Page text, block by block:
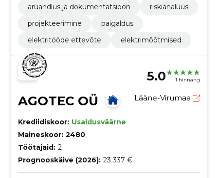
aruandlus ja dokumentatsioon
riskianalüüs
projekteerimine
paigaldus
elektritööde ettevõte
elektrimõõtmised
5.0 1 hinnang
AGOTEC OÜ Lääne-Virumaa
Krediidiskoor: Usaldusväärne
Maineskoor: 2480
Töötajaid: 2
Prognooskäive (2026): 23 337 €